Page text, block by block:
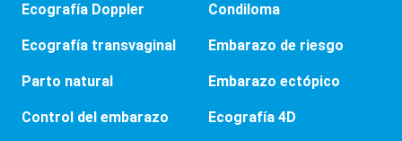
Ecografía Doppler Condiloma
Ecografía transvaginal Embarazo de riesgo
Parto natural Embarazo ectópico
Control del embarazo Ecografía 4D